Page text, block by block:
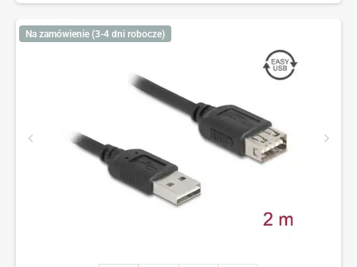
Na zamówienie (3-4 dni robocze)